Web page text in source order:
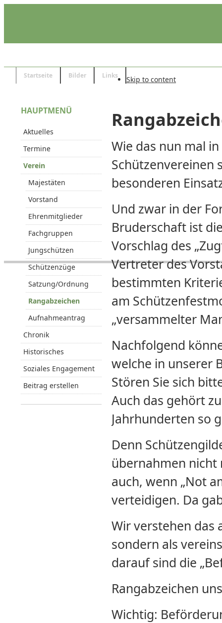
Startseite Bilder Links Skip to content
Wie das nun mal
Schützenvereinen
besonderen
Und zwar in der
Bruderschaft ist
Vorschlag des
Vertreter des
bestimmten
am
„versammelter
Nachfolgend
welche in unserer
Stören Sie sich
Auch das gehört
Jahrhunderten so
Denn
übernahmen
auch, wenn „Not
verteidigen. Da
Wir verstehen das
sondern als
darauf sind die
Rangabzeichen
Wichtig:
HAUPTMENÜ
Aktuelles
Termine
Verein
Majestäten
Vorstand
Ehrenmitglieder
Fachgruppen
Jungschützen
Schützenzüge
Satzung/Ordnung
Rangabzeichen
Aufnahmeantrag
Chronik
Historisches
Soziales Engagement
Beitrag erstellen